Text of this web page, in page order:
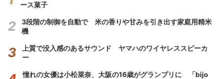
ース菓子
3段階の制御を自動で 米の香りや甘みを引き出す家庭用精米
機
上質で没入感のあるサウンド ヤマハのワイヤレススピーカ
ー
憧れの女優は小松菜奈、大阪の16歳がグランプリに 「bijo